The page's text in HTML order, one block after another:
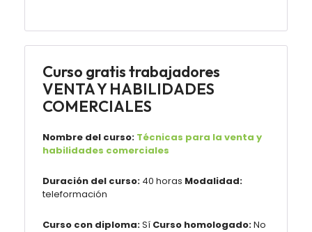
Curso gratis trabajadores
VENTA Y HABILIDADES
COMERCIALES
Nombre del curso: Técnicas para la venta y
habilidades comerciales
Duración del curso: 40 horas Modalidad:
teleformación
Curso con diploma:Sí Curso homologado:No